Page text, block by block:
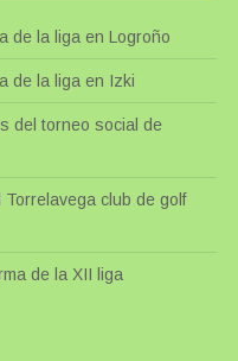
de la liga en Logroño
de la liga en Izki
del torneo social de
club de golf
de la XII liga